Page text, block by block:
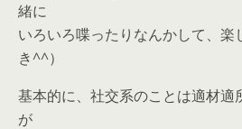
緒に
いろいろ喋ったりなんかして、楽
き^^）
基本的に、社交系のことは適材適
が